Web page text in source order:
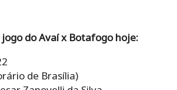
do Avaí x Botafogo hoje:
de Brasília)